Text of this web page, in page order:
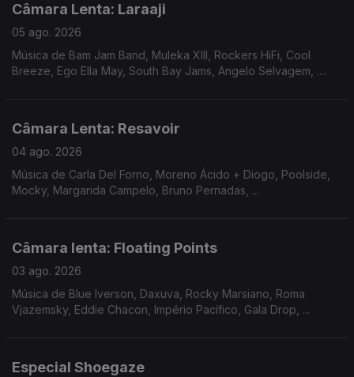
Câmara Lenta: Laraaji
05 ago. 2026
Música de Bam Jam Band, Muleka XIII, Rockers HiFi, Cool
Breeze, Ego Ella May, South Bay Jams, Angelo Selvagem, ....
Câmara Lenta: Resavoir
04 ago. 2026
Música de Carla Del Forno, Moreno Ácido + Diogo, Poolside,
Mocky, Margarida Campelo, Bruno Pernadas, ...
Câmara lenta: Floating Points
03 ago. 2026
Música de Blue Iverson, Daxuva, Rocky Marsiano, Roma
Vjazemsky, Eddie Chacon, Império Pacífico, Gala Drop, ...
Especial Shoegaze